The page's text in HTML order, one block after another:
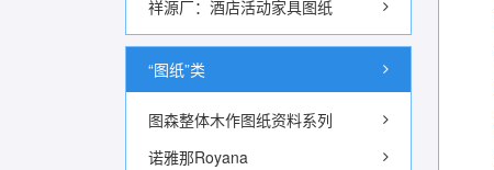
祥源厂：酒店活动家具图纸
“图纸”类
图森整体木作图纸资料系列
诺雅那Royana